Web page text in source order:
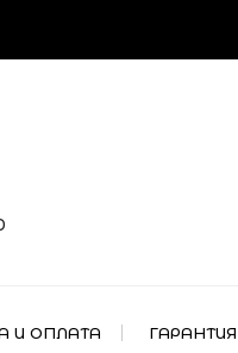
И ОПЛАТА ГАРАНТИЯ